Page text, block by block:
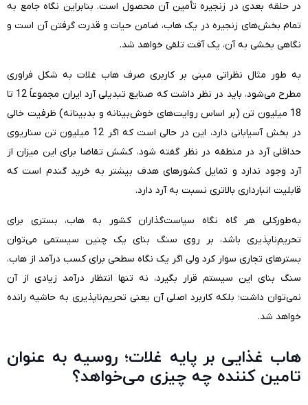
در حلقه بعدی در زنجیره تأمین آن محصول است. بنابراین نگاه جامع به
تمام بخش‌های زنجیره در یک هاب، ضامن حیات و قدرت گرفتن آن است و
نگاهی بخشی به آن، یک آفت تلقی خواهد شد.
به طور مثال نظراتی مبنی بر کاربری صرف هاب غلات به شکل فراوری
مطرح می‌شود، باید در نظر داشت که صنایع تبدیلی آرد ایران مجموعاً 12 تا
18 میلیون تن (بر اساس روایت‌های خوش‌بینانه و بدبینانه) ظرفیت خالی
در بخش آسیابانی دارد، این در حالی است که اگر 12 میلیون تن سناریوی
حداقلی آرد در منطقه در نظر گفته شود، کشش تقاضا برای این میزان از
آرد وجود ندارد و تمایل کشورهای هدف بیشتر به خرید گندم است که
قابلیت انبارداری بالاتری نسبت به آرد دارد.
به‌طورکلی هر گاه نگاه سیاست‌گذاران کشور به هاب، بستری برای
تحریم‌ناپذیری باشد، بر روی سنگ بنای یک چنین سیستمی می‌توان
بسترهای تجاری سوار کرد ولی اگر یک نگاه سطحی برای کسب درآمد از هاب،
سنگ بنای این سیستم قرار بگیرد، نه تنها انتظار درآمد زیادی از آن
نمی‌توان داشت؛ بلکه کاربرد اصلی آن یعنی تحریم‌ناپذیری به حاشیه رانده
خواهد شد.
هاب غذایی بر پایه غلات؛ روسیه به عنوان
تامین کننده چه چیزی می‌خواهد؟